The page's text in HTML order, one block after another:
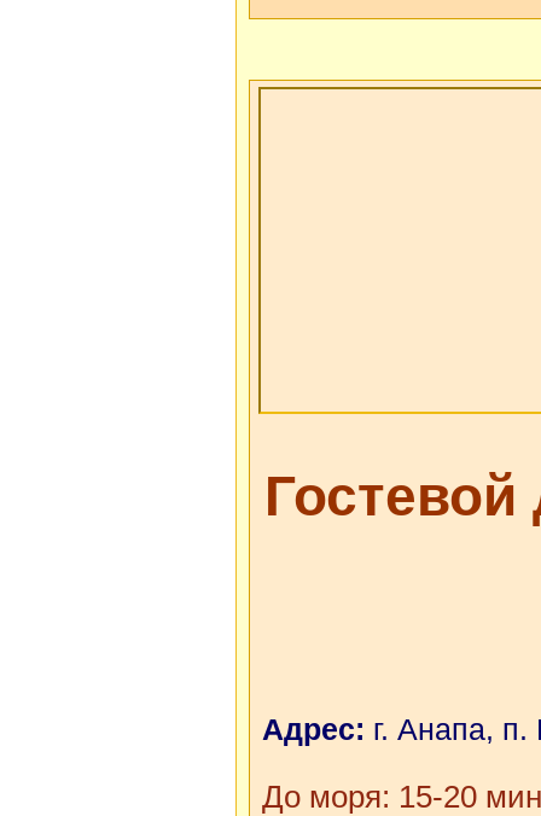
Адрес: г. Анапа,
До моря: 15-20